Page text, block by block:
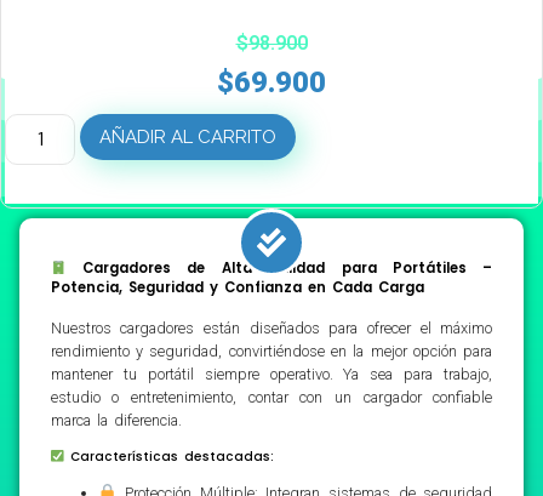
$98.900
$69.900
AÑADIR AL CARRITO
Cargadores de Alta Calidad para Portátiles –
Potencia, Seguridad y Confianza en Cada Carga
Nuestros cargadores están diseñados para ofrecer el máximo
rendimiento y seguridad, convirtiéndose en la mejor opción para
mantener tu portátil siempre operativo. Ya sea para trabajo,
estudio o entretenimiento, contar con un cargador confiable
marca la diferencia.
Características destacadas: